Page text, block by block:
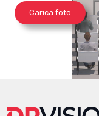
Carica foto